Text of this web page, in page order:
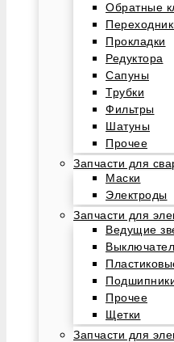
Обратные
Прокладки
Редуктора
Сапуны
Трубки
Фильтры
Шатуны
Прочее
Запчасти для
Маски
Электроды
Запчасти для
Ведущие
Прочее
Щетки
Запчасти для